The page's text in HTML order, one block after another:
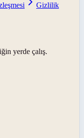
Gizlilik
yerde çalış.